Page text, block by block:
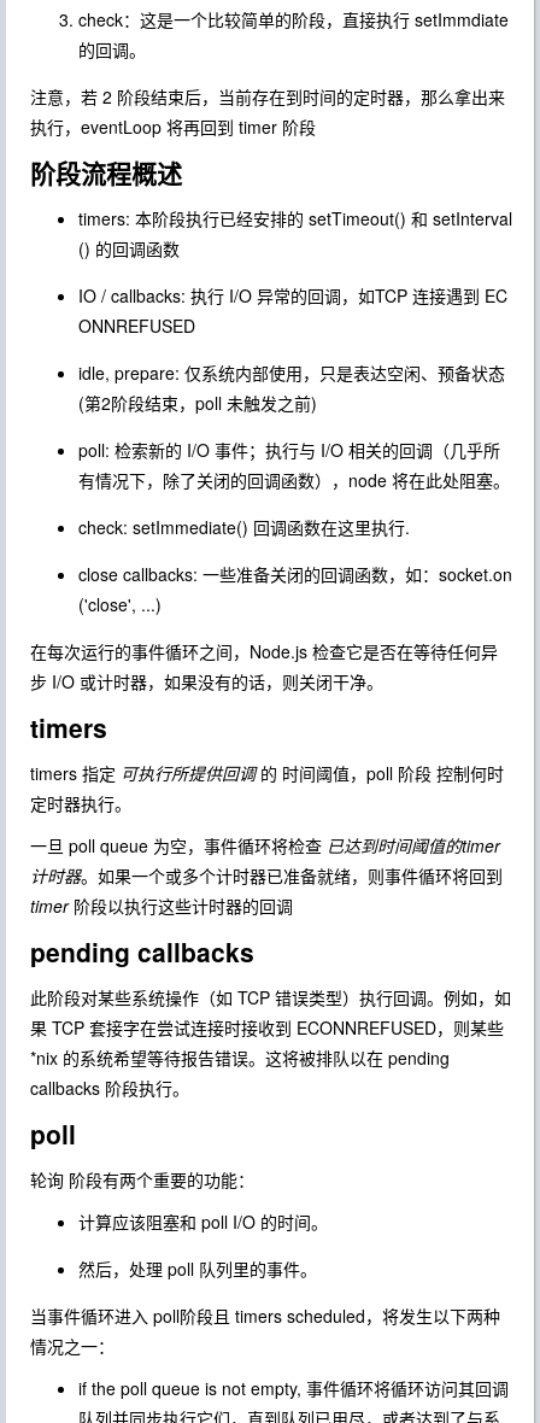
check：这是一个比较简单的阶段，直接执行 setImmdiate
的回调。
注意，若 2 阶段结束后，当前存在到时间的定时器，那么拿出来
执行，eventLoop 将再回到 timer 阶段
阶段流程概述
timers: 本阶段执行已经安排的 setTimeout() 和 setInterval
() 的回调函数
IO / callbacks: 执行 I/O 异常的回调，如TCP 连接遇到 EC
ONNREFUSED
idle, prepare: 仅系统内部使用，只是表达空闲、预备状态
(第2阶段结束，poll 未触发之前)
poll: 检索新的 I/O 事件；执行与 I/O 相关的回调（几乎所
有情况下，除了关闭的回调函数），node 将在此处阻塞。
check: setImmediate() 回调函数在这里执行.
close callbacks: 一些准备关闭的回调函数，如：socket.on
('close', ...)
在每次运行的事件循环之间，Node.js 检查它是否在等待任何异
步 I/O 或计时器，如果没有的话，则关闭干净。
timers
timers 指定 可执行所提供回调的 时间阈值，poll 阶段 控制何时
定时器执行。
一旦 poll queue 为空，事件循环将检查 已达到时间阈值的timer
计时器。如果一个或多个计时器已准备就绪，则事件循环将回到
timer阶段以执行这些计时器的回调
pending callbacks
此阶段对某些系统操作（如 TCP 错误类型）执行回调。例如，如
果 TCP 套接字在尝试连接时接收到 ECONNREFUSED，则某些
*nix 的系统希望等待报告错误。这将被排队以在 pending
callbacks 阶段执行。
poll
轮询 阶段有两个重要的功能：
计算应该阻塞和 poll I/O 的时间。
然后，处理 poll 队列里的事件。
当事件循环进入 poll阶段且 timers scheduled，将发生以下两种
情况之一：
if the poll queue is not empty, 事件循环将循环访问其回调
队列并同步执行它们，直到队列已用尽，或者达到了与系